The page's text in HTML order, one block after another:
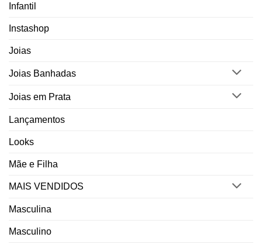
Infantil
Instashop
Joias
Joias Banhadas
Joias em Prata
Lançamentos
Looks
Mãe e Filha
MAIS VENDIDOS
Masculina
Masculino